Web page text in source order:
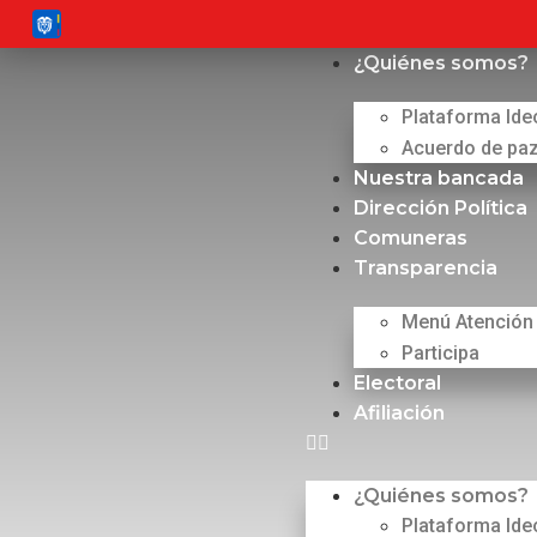
¿Quiénes somos?
Plataforma
Acuerdo de paz
Nuestra bancada
Dirección Política
Comuneras
Transparencia
Menú Atención
Participa
Electoral
Afiliación
¿Quiénes somos?
Plataforma